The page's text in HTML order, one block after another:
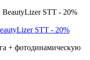
STT - 20%